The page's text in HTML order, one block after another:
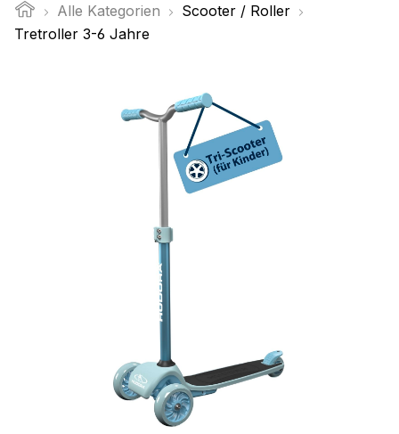
Alle Kategorien
Scooter / Roller
Tretroller 3-6 Jahre